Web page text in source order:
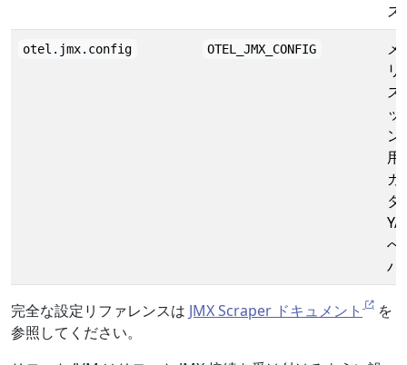
ス
otel.jmx.config OTEL_JMX_CONFIG
メ
リ
ス
ッ
ン
用
カ
タ
へ
パ
完全な設定リファレンスは JMX Scraper ドキュメント
を
参照してください。